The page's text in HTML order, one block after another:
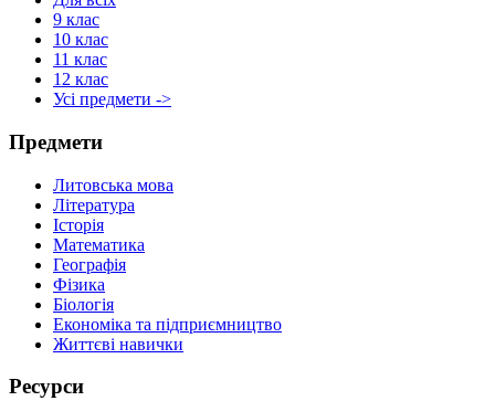
9 клас
10 клас
11 клас
12 клас
Усі предмети ->
Предмети
Литовська мова
Література
Історія
Математика
Географія
Фізика
Біологія
Економіка та підприємництво
Життєві навички
Ресурси